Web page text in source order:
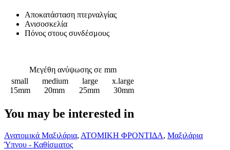
Αποκατάσταση πτερναλγίας
Ανισοσκελία
Πόνος στους συνδέσμους
Μεγέθη ανύψωσης σε mm
small
15mm
medium
20mm
large
25mm
x.large
30mm
You may be interested in
Μαξιλάρι
Junior
Ανατομικά Μαξιλάρια, ΑΤΟΜΙΚΗ ΦΡΟΝΤΙΔΑ, Μαξιλάρια
Ύπνου - Καθίσματος